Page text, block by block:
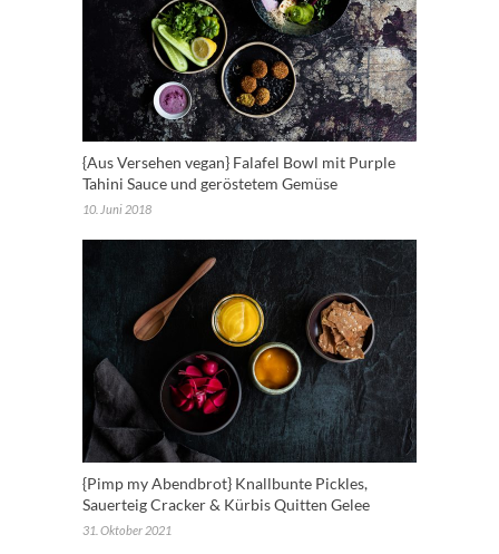
{Aus Versehen vegan} Falafel Bowl mit Purple
Tahini Sauce und geröstetem Gemüse
10. Juni 2018
{Pimp my Abendbrot} Knallbunte Pickles,
Sauerteig Cracker & Kürbis Quitten Gelee
31. Oktober 2021